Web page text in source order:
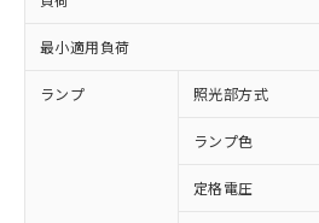
最小適用負荷
ランプ 照光部方式
ランプ色
定格電圧